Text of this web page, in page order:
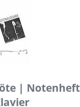
| Notenheft